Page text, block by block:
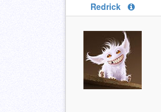
Redrick